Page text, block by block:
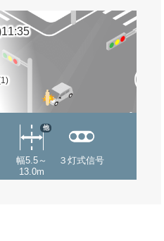
幅5.5～
13.0m
他
３灯式信号